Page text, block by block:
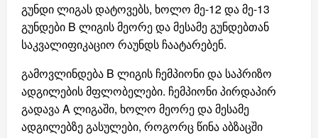
გუნდი ლიგას დატოვებს, ხოლო მე-12 და მე-13
გუნდები B ლიგის მეორე და მესამე გუნდებთან
საკვალიფიკაციო რაუნდს ჩაატარებენ.
გამოვლინდება B ლიგის ჩემპიონი და საპრიზო
ადგილების მფლობელები. ჩემპიონი პირდაპირ
გადავა A ლიგაში, ხოლო მეორე და მესამე
ადგილებზე გასულები, როგორც წინა აბზაცში